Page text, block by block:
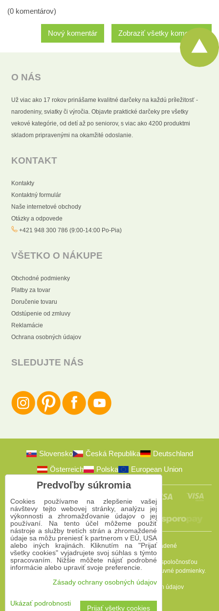
(0 komentárov)
Zobraziť všetky komentáre
Nový komentár
O NÁS
Už viac ako 17 rokov prinášame kvalitné darčeky na každú príležitosť -
narodeniny, sviatky či výročia. Objavte praktické darčeky pre všetky
vekové kategórie, od detí až po seniorov, s viac ako 4200 produktmi
skladom pripravenými na okamžité odoslanie.
KONTAKT
Kontakty
Kontaktný formulár
Naše internetové obchody
Otázky a odpovede
+421 948 300 786 (9:00-14:00 Po-Pia)
VŠETKO O NÁKUPE
Obchodné podmienky
Platby za tovar
Doručenie tovaru
Odstúpenie od zmluvy
Reklamácie
Ochrana osobných údajov
SLEDUJTE NÁS
Slovensko Česká Republika
Deutschland
Österreich
Polska European Union
2009-2026 © Bomba s.r.o.Všetky práva vyhradené
Táto stránka je chránená programom reCAPTCHA a spoločnosťou
Google. PlatiaPravidlá ochrany osobných údajov Zmluvné podmienky.
Predvoľby súkromia
Zásady ochrany osobných údajov
Predvoľby súkromia
Cookies používame na zlepšenie vašej
návštevy tejto webovej stránky, analýzu jej
výkonnosti a zhromažďovanie údajov o jej
používaní. Na tento účel môžeme použiť
nástroje a služby tretích strán a zhromaždené
údaje sa môžu preniesť k partnerom v EÚ, USA
alebo iných krajinách. Kliknutím na "Prijať
všetky cookies" vyjadrujete svoj súhlas s týmto
spracovaním. Nižšie môžete nájsť podrobné
informácie alebo upraviť svoje preferencie.
Zásady ochrany osobných údajov
Ukázať podrobnosti
Prijať všetky cookies